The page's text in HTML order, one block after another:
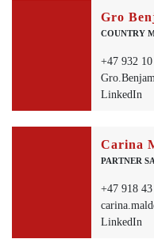
Gro
COUNTRY
+47 932
LinkedIn
Carina
PARTNER
+47 918
LinkedIn